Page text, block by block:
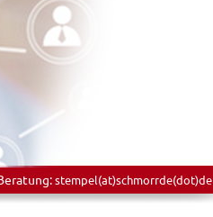
stempel(at)schmorrde(dot)de